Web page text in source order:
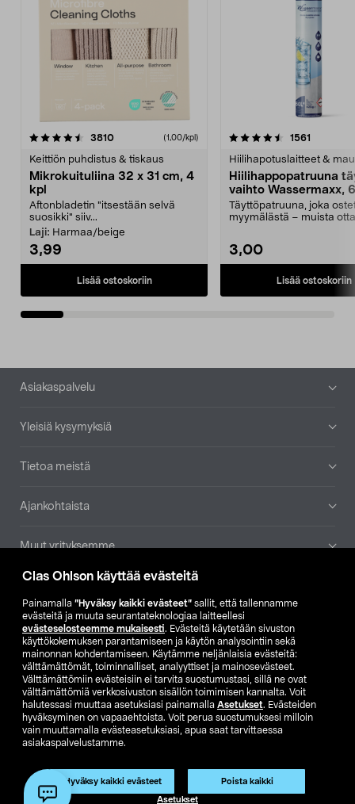
Clas Ohlson käyttää evästeitä
Painamalla ”Hyväksy kaikki evästeet” sallit, että tallennamme
evästeitä ja muuta seurantateknologiaa laitteellesi
evästeselosteemme mukaisesti. Evästeitä käytetään sivuston
käyttökokemuksen parantamiseen ja käytön analysointiin sekä
mainonnan kohdentamiseen. Käytämme neljänlaisia evästeitä:
välttämättömät, toiminnalliset, analyyttiset ja mainosevästeet.
Välttämättömiin evästeisiin ei tarvita suostumustasi, sillä ne ovat
välttämättömiä verkkosivuston sisällön toimimisen kannalta. Voit
halutessasi muuttaa asetuksiasi painamalla Asetukset. Evästeiden
hyväksyminen on vapaaehtoista. Voit perua suostumuksesi milloin
vain muuttamalla evästeasetuksiasi, apua saat tarvittaessa
asiakaspalvelustamme.
Hyväksy kaikki evästeet Poista kaikki
Asetukset
Tuote on poistunut
Tuotenro:59-2609-395
3810arvostelut (1,00/kpl)
Keittiön puhdistus & tiskaus
Mikrokuituliina 32 x 31 cm, 4
kpl
Aftonbladetin "itsestään selvä
suosikki" siiv...
Laji: Harmaa/beige
3,99
Lisää ostoskoriin
4.5viidestä
1561
Hiilihapotuslaitteet &
Hiilihappopatruuna
vaihto Wassermaxx,
Täyttöpatruuna, joka
myymälästä – muista
3,00
Lisää ostoskoriin
4.5viidestä
Alatunniste
Asiakaspalvelu
Yleisiä kysymyksiä
Tietoa meistä
Ajankohtaista
Muut yrityksemme
Etsi myymälä
SE NO FI
FI SV
Näytä hinnat ilman ALV:a